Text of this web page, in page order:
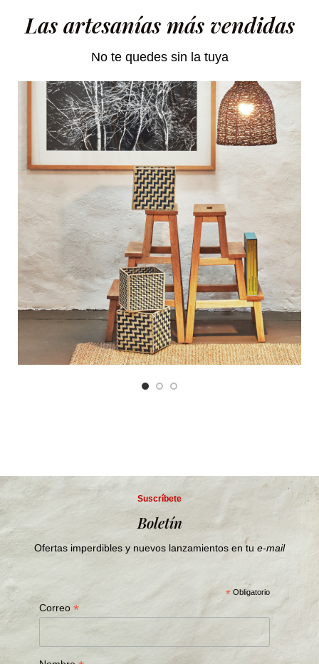
Las artesanías más vendidas
No te quedes sin la tuya
Suscríbete
Boletín
Ofertas imperdibles y nuevos lanzamientos en tu e-mail
* Obligatorio
Correo*